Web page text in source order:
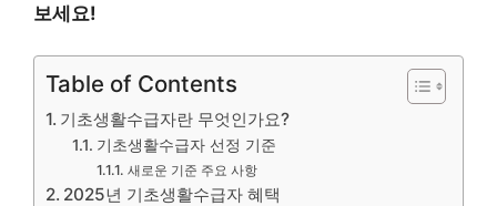
보세요!
Table of Contents
기초생활수급자란 무엇인가요?
기초생활수급자 선정 기준
새로운 기준 주요 사항
2025년 기초생활수급자 혜택